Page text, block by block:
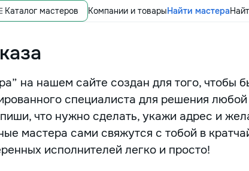
Каталог мастеров Компании и товарыНайти мастера
на нашем сайте создан для того, чтобы
специалиста для решения
что нужно сделать, укажи адрес и
мастера сами свяжутся с тобой в
исполнителей легко и просто!